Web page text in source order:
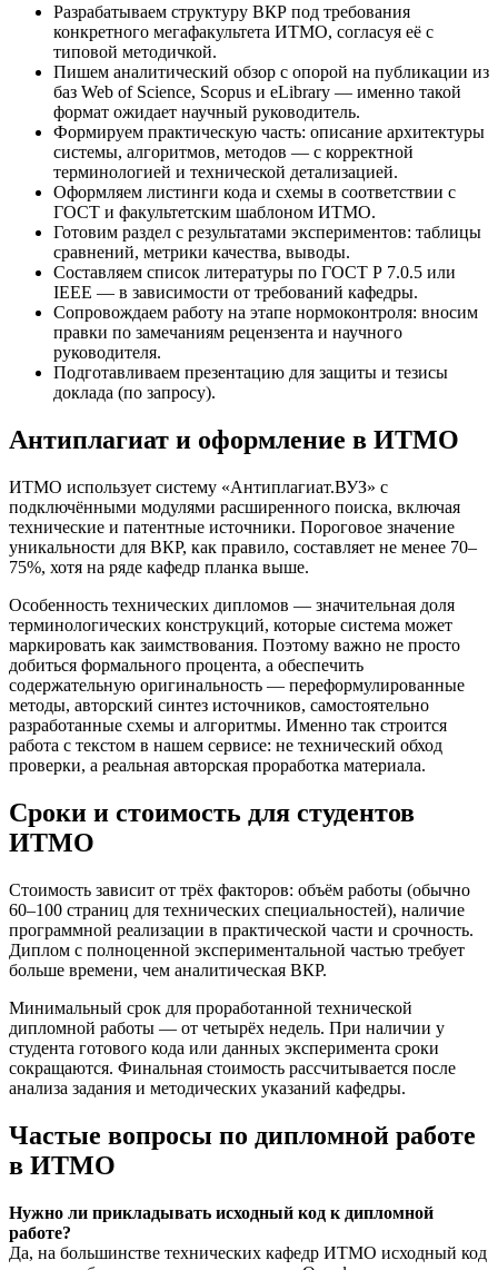
Разрабатываем структуру ВКР под требования
конкретного мегафакультета ИТМО, согласуя её с
типовой методичкой.
Пишем аналитический обзор с опорой на публикации из
баз Web of Science, Scopus и eLibrary — именно такой
формат ожидает научный руководитель.
Формируем практическую часть: описание архитектуры
системы, алгоритмов, методов — с корректной
терминологией и технической детализацией.
Оформляем листинги кода и схемы в соответствии с
ГОСТ и факультетским шаблоном ИТМО.
Готовим раздел с результатами экспериментов: таблицы
сравнений, метрики качества, выводы.
Составляем список литературы по ГОСТ Р 7.0.5 или
IEEE — в зависимости от требований кафедры.
Сопровождаем работу на этапе нормоконтроля: вносим
правки по замечаниям рецензента и научного
руководителя.
Подготавливаем презентацию для защиты и тезисы
доклада (по запросу).
Антиплагиат и оформление в ИТМО
ИТМО использует систему «Антиплагиат.ВУЗ» с
подключёнными модулями расширенного поиска, включая
технические и патентные источники. Пороговое значение
уникальности для ВКР, как правило, составляет не менее 70–
75%, хотя на ряде кафедр планка выше.
Особенность технических дипломов — значительная доля
терминологических конструкций, которые система может
маркировать как заимствования. Поэтому важно не просто
добиться формального процента, а обеспечить
содержательную оригинальность — переформулированные
методы, авторский синтез источников, самостоятельно
разработанные схемы и алгоритмы. Именно так строится
работа с текстом в нашем сервисе: не технический обход
проверки, а реальная авторская проработка материала.
Сроки и стоимость для студентов
ИТМО
Стоимость зависит от трёх факторов: объём работы (обычно
60–100 страниц для технических специальностей), наличие
программной реализации в практической части и срочность.
Диплом с полноценной экспериментальной частью требует
больше времени, чем аналитическая ВКР.
Минимальный срок для проработанной технической
дипломной работы — от четырёх недель. При наличии у
студента готового кода или данных эксперимента сроки
сокращаются. Финальная стоимость рассчитывается после
анализа задания и методических указаний кафедры.
Частые вопросы по дипломной работе
в ИТМО
Нужно ли прикладывать исходный код к дипломной
работе?
Да, на большинстве технических кафедр ИТМО исходный код